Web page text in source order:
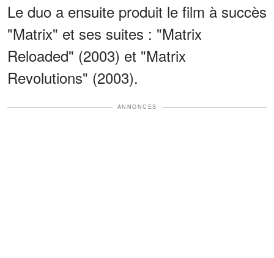
Le duo a ensuite produit le film à succès
"Matrix" et ses suites : "Matrix
Reloaded" (2003) et "Matrix
Revolutions" (2003).
ANNONCES